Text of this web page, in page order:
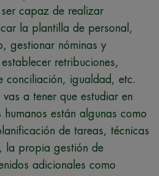
capaz de realizar
la plantilla de personal,
gestionar nóminas y
retribuciones,
conciliación, igualdad, etc.
vas a tener que estudiar en
humanos están algunas como
de tareas, técnicas
la propia gestión de
adicionales como